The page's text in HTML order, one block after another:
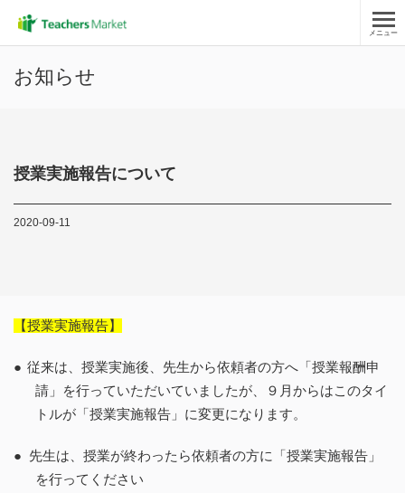
メニュー
お知らせ
授業実施報告について
2020-09-11
【授業実施報告】
● 従来は、授業実施後、先生から依頼者の方へ「授業報酬申
請」を行っていただいていましたが、９月からはこのタイ
トルが「授業実施報告」に変更になります。
● 先生は、授業が終わったら依頼者の方に「授業実施報告」
を行ってください